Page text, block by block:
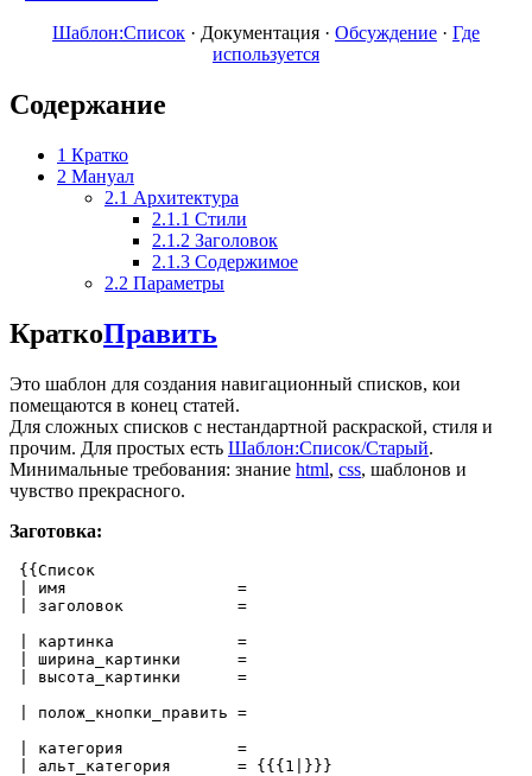
Шаблон:Список · Документация · Обсуждение · Где
используется
Содержание
1 Кратко
2 Мануал
2.1 Архитектура
2.1.1 Стили
2.1.2 Заголовок
2.1.3 Содержимое
2.2 Параметры
КраткоПравить
Это шаблон для создания навигационный списков, кои
помещаются в конец статей.
Для сложных списков с нестандартной раскраской, стиля и
прочим. Для простых есть Шаблон:Список/Старый.
Минимальные требования: знание html, css, шаблонов и
чувство прекрасного.
Заготовка:
{{Список
| имя                  =
| заголовок            =
| картинка             =
| ширина_картинки      =
| высота_картинки      =
| полож_кнопки_править =
| категория            =
| альт_категория       = {{{1|}}}